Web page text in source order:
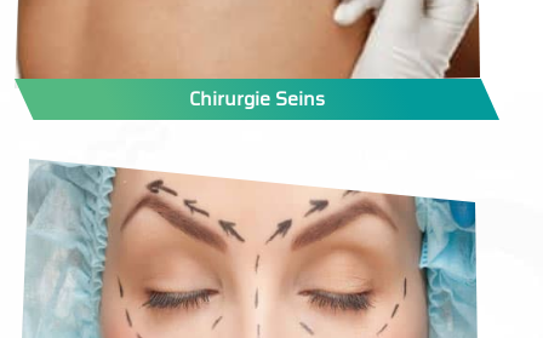
Chirurgie Seins